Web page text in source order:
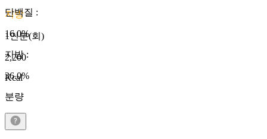
지방
1인분(회)
2,200
Kcal
단백질 :
16.0%
지방:
36.0%
분량